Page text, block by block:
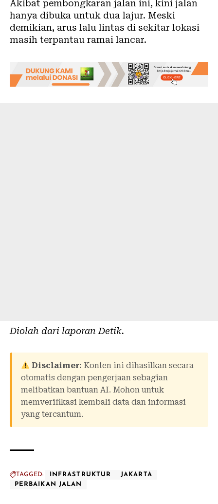
Akibat pembongkaran jalan ini, kini jalan
hanya dibuka untuk dua lajur. Meski
demikian, arus lalu lintas di sekitar lokasi
masih terpantau ramai lancar.
Diolah dari laporan Detik.
Disclaimer: Konten ini dihasilkan secara
otomatis dengan pengerjaan sebagian
melibatkan bantuan AI. Mohon untuk
memverifikasi kembali data dan informasi
yang tercantum.
TAGGED: INFRASTRUKTUR
JAKARTA
PERBAIKAN JALAN